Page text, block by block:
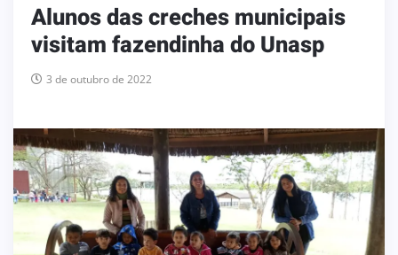
Alunos das creches municipais
visitam fazendinha do Unasp
3 de outubro de 2022